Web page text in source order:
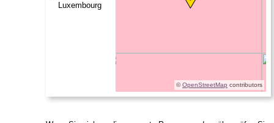
©OpenStreetMap contributors
Luxembourg